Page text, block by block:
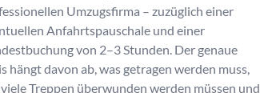
Umzugsfirma – zuzüglich einer
Anfahrtspauschale und einer
von 2–3 Stunden. Der genaue
hängt davon ab, was getragen werden muss,
Treppen überwunden werden müssen und